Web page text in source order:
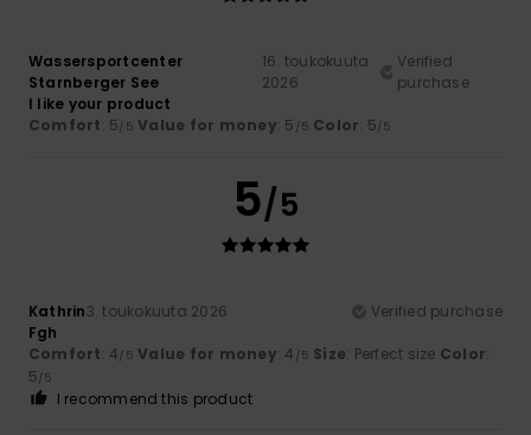
Wassersportcenter
Starnberger See
16. toukokuuta
2026
Verified
purchase
I like your product
Comfort: 5/5 Value for money: 5 /5 Color: 5/5
5/5
Kathrin3. toukokuuta 2026
Verified purchase
Fgh
Comfort: 4/5 Value for money: 4 /5 Size: Perfect size Color:
5/5
I recommend this product